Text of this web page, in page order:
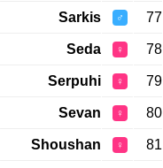
77
♂
Sarkis
78
♀
Seda
79
♀
Serpuhi
80
♀
Sevan
81
♀
Shoushan